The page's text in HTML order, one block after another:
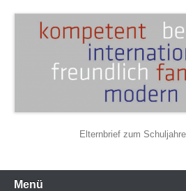
Elternbrief zum
Primäres
Menü